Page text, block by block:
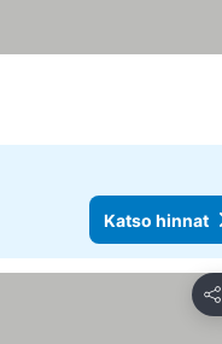
Katso hinnat
Jaa